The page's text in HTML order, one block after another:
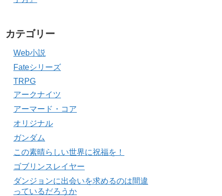
カテゴリー
Web小説
Fateシリーズ
TRPG
アークナイツ
アーマード・コア
オリジナル
ガンダム
この素晴らしい世界に祝福を！
ゴブリンスレイヤー
ダンジョンに出会いを求めるのは間違
っているだろうか